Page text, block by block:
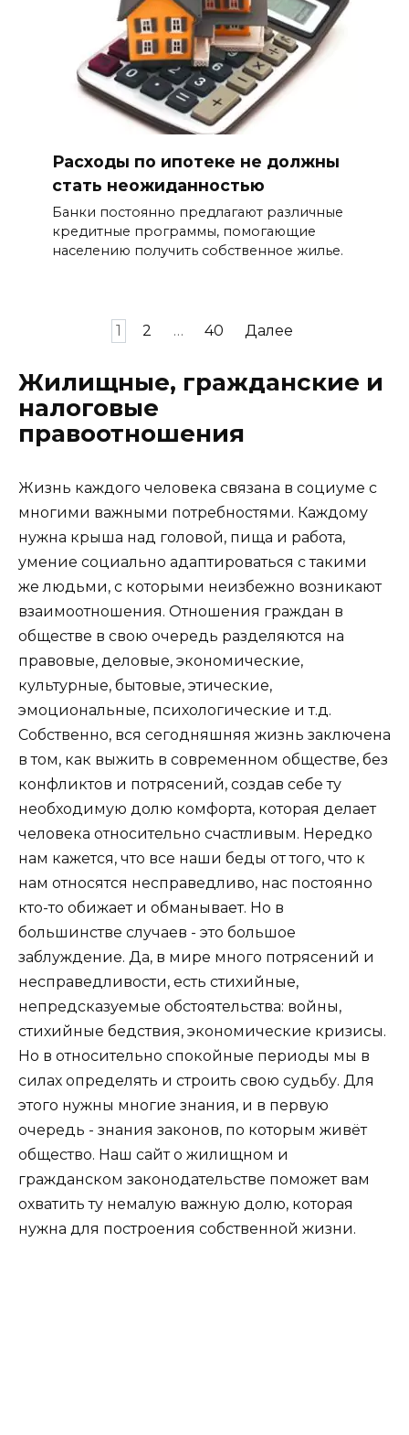
Расходы по ипотеке не должны
стать неожиданностью
Банки постоянно предлагают различные
кредитные программы, помогающие
населению получить собственное жилье.
1 2 … 40 Далее
Жилищные, гражданские и
налоговые
правоотношения
Жизнь каждого человека связана в социуме с
многими важными потребностями. Каждому
нужна крыша над головой, пища и работа,
умение социально адаптироваться с такими
же людьми, с которыми неизбежно возникают
взаимоотношения. Отношения граждан в
обществе в свою очередь разделяются на
правовые, деловые, экономические,
культурные, бытовые, этические,
эмоциональные, психологические и т.д.
Собственно, вся сегодняшняя жизнь заключена
в том, как выжить в современном обществе, без
конфликтов и потрясений, создав себе ту
необходимую долю комфорта, которая делает
человека относительно счастливым. Нередко
нам кажется, что все наши беды от того, что к
нам относятся несправедливо, нас постоянно
кто-то обижает и обманывает. Но в
большинстве случаев - это большое
заблуждение. Да, в мире много потрясений и
несправедливости, есть стихийные,
непредсказуемые обстоятельства: войны,
стихийные бедствия, экономические кризисы.
Но в относительно спокойные периоды мы в
силах определять и строить свою судьбу. Для
этого нужны многие знания, и в первую
очередь - знания законов, по которым живёт
общество. Наш сайт о жилищном и
гражданском законодательстве поможет вам
охватить ту немалую важную долю, которая
нужна для построения собственной жизни.